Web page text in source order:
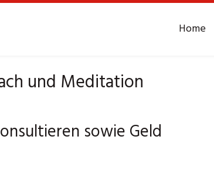
Home
und Meditation
sowie Geld